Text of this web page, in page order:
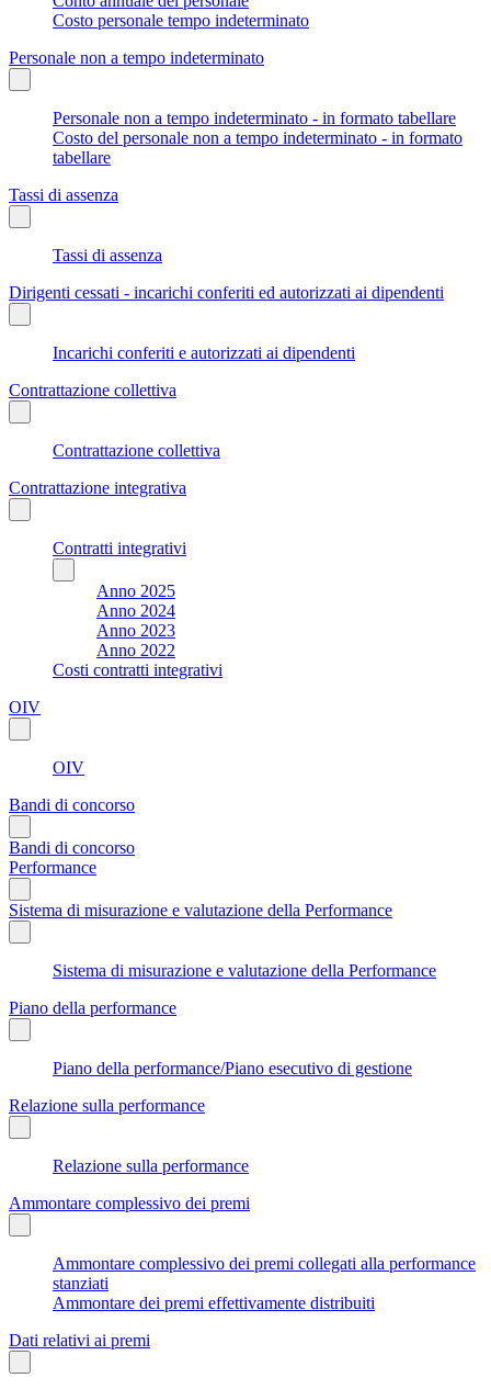
Costo personale tempo indeterminato
Personale non a tempo indeterminato
Personale non a tempo indeterminato - in formato tabellare
Costo del personale non a tempo indeterminato - in formato
tabellare
Tassi di assenza
Tassi di assenza
Dirigenti cessati - incarichi conferiti ed autorizzati ai dipendenti
Incarichi conferiti e autorizzati ai dipendenti
Contrattazione collettiva
Contrattazione collettiva
Contrattazione integrativa
Contratti integrativi
Anno 2025
Anno 2024
Anno 2023
Anno 2022
Costi contratti integrativi
OIV
OIV
Bandi di concorso
Bandi di concorso
Performance
Sistema di misurazione e valutazione della Performance
Sistema di misurazione e valutazione della Performance
Piano della performance
Piano della performance/Piano esecutivo di gestione
Relazione sulla performance
Relazione sulla performance
Ammontare complessivo dei premi
Ammontare complessivo dei premi collegati alla performance
stanziati
Ammontare dei premi effettivamente distribuiti
Dati relativi ai premi